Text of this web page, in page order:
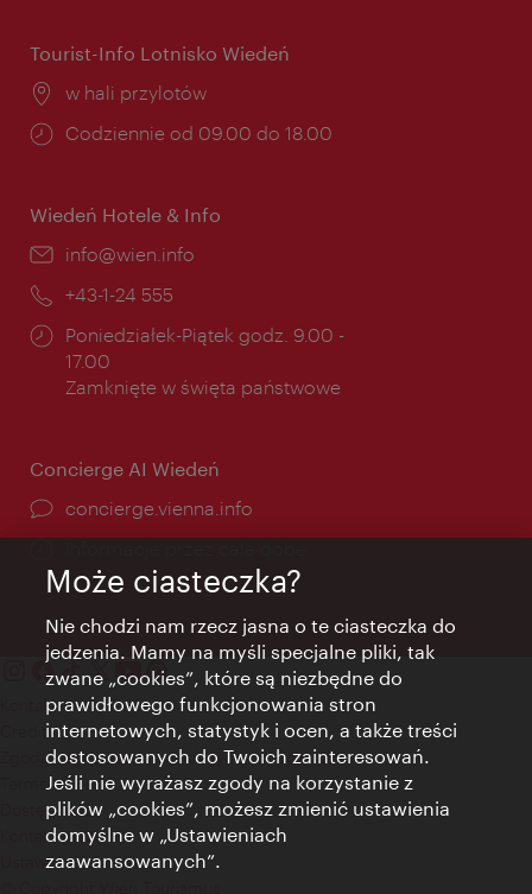
Tourist-Info Lotnisko Wiedeń
Miejsce:
w hali przylotów
Godziny
Codziennie od 09.00 do 18.00
Wiedeń Hotele & Info
E-
info@wien.info
Telefon:
+43-1-24 555
Godziny
otwarcia:
Poniedziałek-Piątek godz. 9.00 -
17.00
Zamknięte w święta państwowe
Concierge AI Wiedeń
concierge.vienna.info
Kontakt
Credits
Zgoda na przetwarzanie danych osobowych
Terms of Use
Dostępność
Kontakt prasowy
Ustawienia cookies
Może ciasteczka?
Nie chodzi nam rzecz jasna o te ciasteczka do
jedzenia. Mamy na myśli specjalne pliki, tak
zwane „cookies”, które są niezbędne do
prawidłowego funkcjonowania stron
internetowych, statystyk i ocen, a także treści
dostosowanych do Twoich zainteresowań.
Jeśli nie wyrażasz zgody na korzystanie z
plików „cookies”, możesz zmienić ustawienia
domyślne w „Ustawieniach
zaawansowanych”.